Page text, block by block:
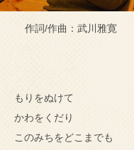
作詞/作曲：武川雅寛
もりをぬけて
かわをくだり
このみちをどこまでも